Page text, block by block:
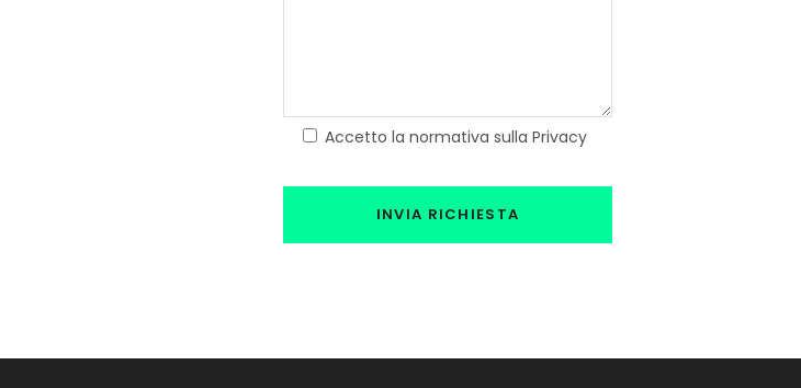
Accetto la normativa sulla Privacy